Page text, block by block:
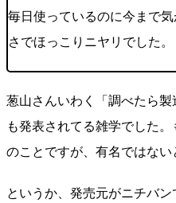
毎日使っているのに今まで
さでほっこりニヤリでした。
葱山さんいわく「調べたら
も発表されてる雑学でした
のことですが、有名ではない
というか、発売元がニチバ